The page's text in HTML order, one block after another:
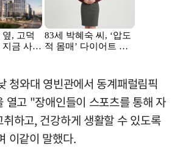
청와대 영빈관에서 동계패럴림픽
열고 "장애인들이 스포츠를 통해 자
하고, 건강하게 생활할 수 있도록
이같이 말했다.